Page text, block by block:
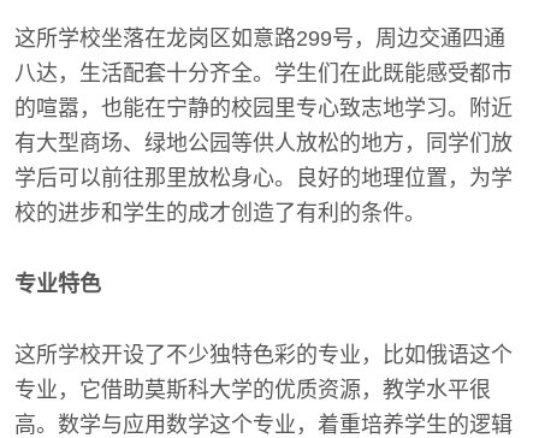
这所学校坐落在龙岗区如意路299号，周边交通四通
八达，生活配套十分齐全。学生们在此既能感受都市
的喧嚣，也能在宁静的校园里专心致志地学习。附近
有大型商场、绿地公园等供人放松的地方，同学们放
学后可以前往那里放松身心。良好的地理位置，为学
校的进步和学生的成才创造了有利的条件。
专业特色
这所学校开设了不少独特色彩的专业，比如俄语这个
专业，它借助莫斯科大学的优质资源，教学水平很
高。数学与应用数学这个专业，着重培养学生的逻辑